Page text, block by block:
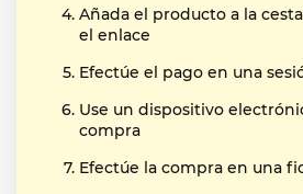
Añada el producto a la
el enlace
Efectúe el pago en una
Use un dispositivo
compra
Efectúe la compra en una